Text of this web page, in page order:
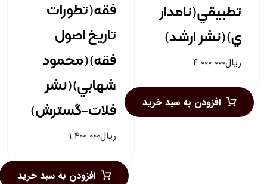
تطبيقي(نامدار
ي)(نشر ارشد)
ریال۴.۰۰۰.۰۰۰
افزودن به سبد خرید
فقه(تطورات
تاريخ اصول
فقه)(محمود
شهابي)(نشر
فلات-گسترش)
ریال۱.۴۰۰.۰۰۰
افزودن به سبد خرید